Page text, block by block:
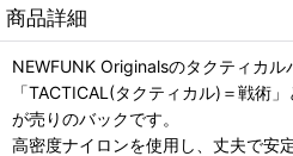
商品詳細
NEWFUNK Originalsのタクティカル
「TACTICAL(タクティカル)＝戦術
が売りのバックです。
高密度ナイロンを使用し、丈夫で安